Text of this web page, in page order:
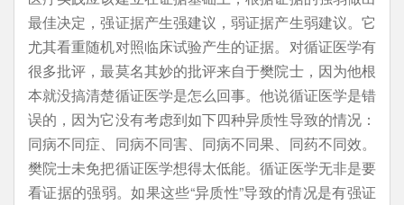
最佳决定，强证据产生强建议，弱证据产生弱建议。它
尤其看重随机对照临床试验产生的证据。对循证医学有
很多批评，最莫名其妙的批评来自于樊院士，因为他根
本就没搞清楚循证医学是怎么回事。他说循证医学是错
误的，因为它没有考虑到如下四种异质性导致的情况：
同病不同症、同病不同害、同病不同果、同药不同效。
樊院士未免把循证医学想得太低能。循证医学无非是要
看证据的强弱。如果这些“异质性”导致的情况是有强证